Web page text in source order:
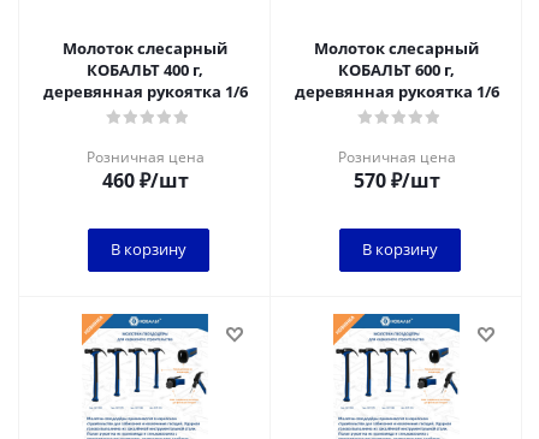
Молоток слесарный
КОБАЛЬТ 400 г,
деревянная рукоятка 1/6
Розничная цена
460₽/шт
В корзину
Молоток слесарный
КОБАЛЬТ 600 г,
деревянная рукоятка 1/6
Розничная цена
570₽/шт
В корзину